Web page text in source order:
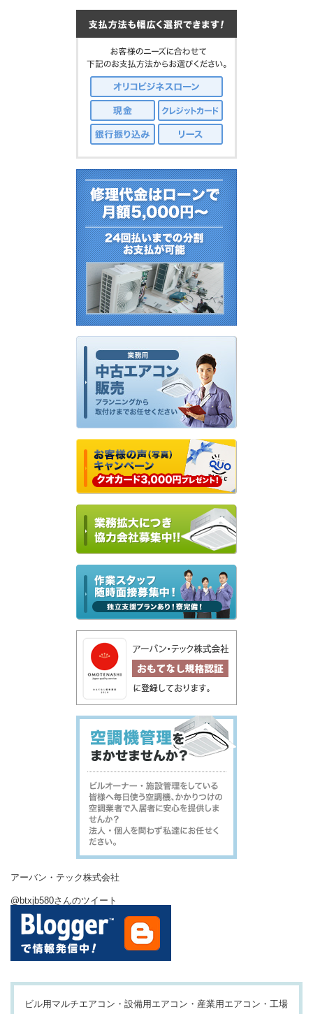
アーバン・テック株式会社
@btxjb580さんのツイート
ビル用マルチエアコン・設備用エアコン・産業用エアコン・工場